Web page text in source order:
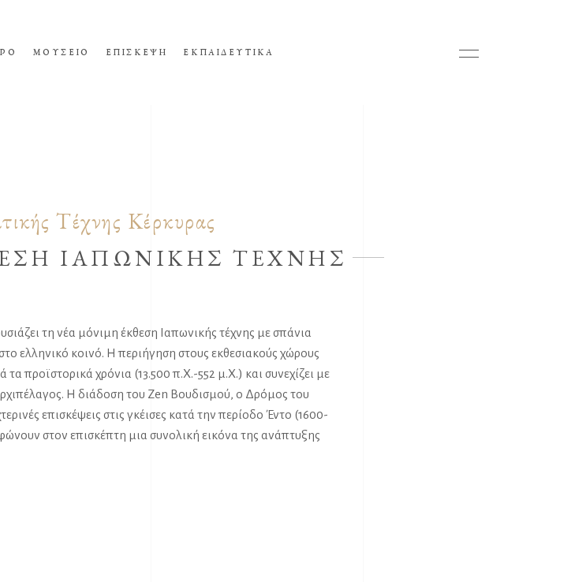
ΜΟΥΣΕΙΟ ΕΠΙΣΚΕΨΗ ΕΚΠΑΙΔΕΥΤΙΚΑ
Τέχνης Κέρκυρας
ΙΑΠΩΝΙΚΗΣ ΤΕΧΝΗΣ
τη νέα μόνιμη έκθεση Ιαπωνικής τέχνης με σπάνια
ελληνικό κοινό. Η περιήγηση στους εκθεσιακούς χώρους
προϊστορικά χρόνια (13.500 π.Χ.-552 μ.Χ.) και συνεχίζει με
Η διάδοση του Zen Βουδισμού, ο Δρόμος του
επισκέψεις στις γκέισες κατά την περίοδο Έντο (1600-
στον επισκέπτη μια συνολική εικόνα της ανάπτυξης